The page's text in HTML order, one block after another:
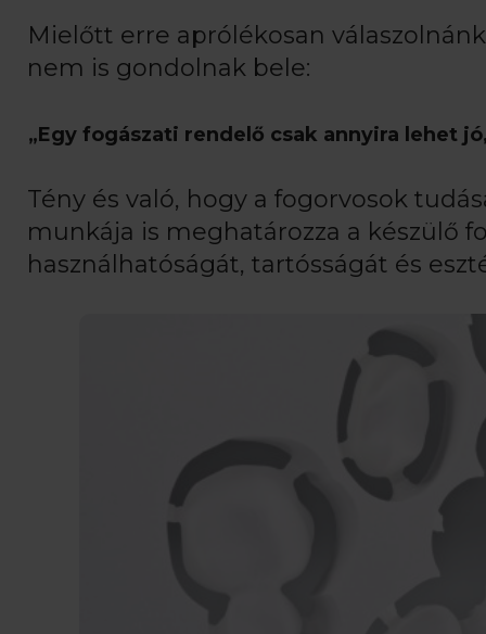
Mielőtt erre aprólékosan
nem is gondolnak bele:
„Egy fogászati rendelő csak annyira lehet
Tény és való, hogy a fogorvosok
munkája is meghatározza a készülő
használhatóságát, tartósságát és